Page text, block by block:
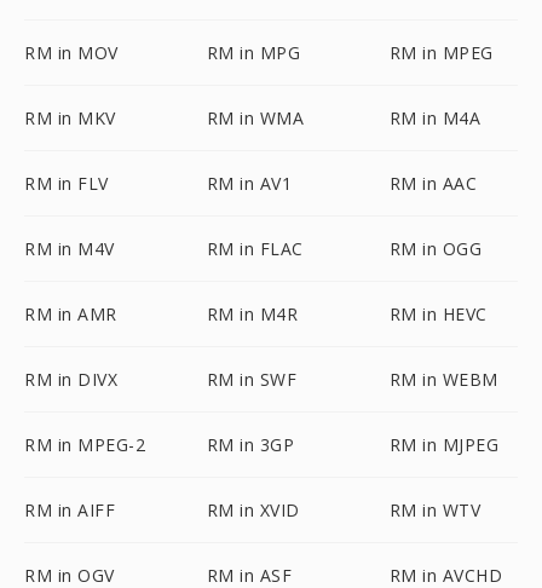
RM in MOV RM in MPG RM in MPEG
RM in MKV RM in WMA RM in M4A
RM in FLV RM in AV1 RM in AAC
RM in M4V RM in FLAC RM in OGG
RM in AMR RM in M4R RM in HEVC
RM in DIVX RM in SWF RM in WEBM
RM in MPEG-2 RM in 3GP RM in MJPEG
RM in AIFF RM in XVID RM in WTV
RM in OGV RM in ASF RM in AVCHD